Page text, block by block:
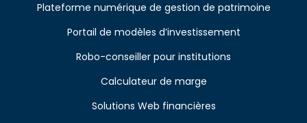
Plateforme numérique de gestion de patrimoine
Portail de modèles d’investissement
Robo-conseiller pour institutions
Calculateur de marge
Solutions Web financières